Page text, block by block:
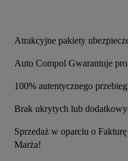
Atrakcyjne pakiety
Auto Compol Gwarantuje
100% autentycznego
Brak ukrytych lub
Sprzedaż w oparciu o
Marża!